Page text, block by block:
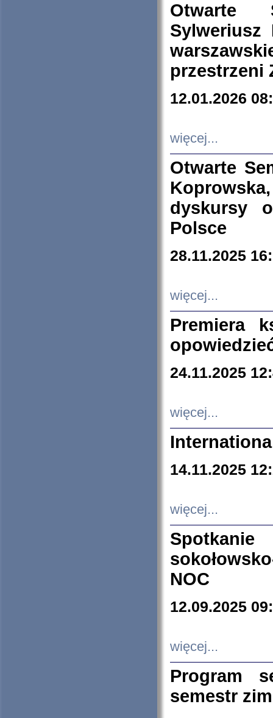
Otwarte
Sylweriusz
przestrzeni
12.01.2026
więcej...
Otwarte
dyskursy
Polsce
28.11.2025
więcej...
Premiera
24.11.2025
więcej...
14.11.2025
więcej...
NOC
12.09.2025
więcej...
Program
semestr